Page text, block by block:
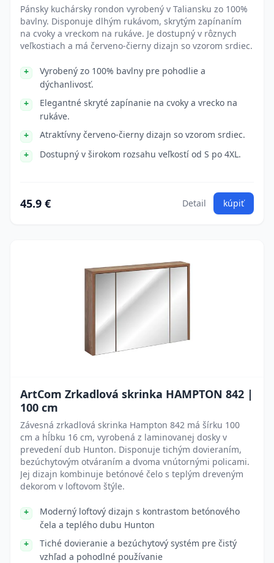
Pánsky kuchársky rondon vyrobený v Taliansku zo 100%
bavlny. Disponuje dlhým rukávom, skrytým zapínaním
na cvoky a vreckom na rukáve. Je dostupný v rôznych
veľkostiach a má červeno-čierny dizajn so vzorom srdiec.
Vyrobený zo 100% bavlny pre pohodlie a
dýchanlivosť.
Elegantné skryté zapínanie na cvoky a vrecko na
rukáve.
Atraktívny červeno-čierny dizajn so vzorom srdiec.
Dostupný v širokom rozsahu veľkostí od S po 4XL.
45.9 € Detail kúpiť
ArtCom Zrkadlová skrinka HAMPTON 842 |
100 cm
Závesná zrkadlová skrinka Hampton 842 má šírku 100
cm a hĺbku 16 cm, vyrobená z laminovanej dosky v
prevedení dub Hunton. Disponuje tichým dovieraním,
bezúchytovým otváraním a dvoma vnútornými policami.
Jej dizajn kombinuje betónové čelo s teplým dreveným
dekorom v loftovom štýle.
Moderný loftový dizajn s kontrastom betónového
čela a teplého dubu Hunton
Tiché dovieranie a bezúchytový systém pre čistý
vzhľad a pohodlné používanie